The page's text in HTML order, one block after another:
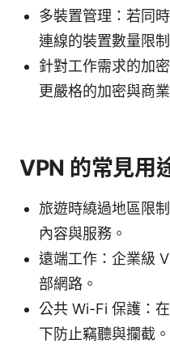
多裝置管理：若同
連線的裝置數量限制
針對工作需求的加
更嚴格的加密與商
VPN 的常見用
旅遊時繞過地區限
內容與服務。
遠端工作：企業級
部網路。
公共 Wi-Fi 保護：
下防止竊聽與攔截。